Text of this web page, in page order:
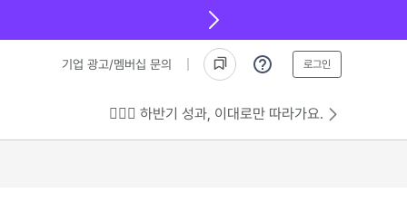
기업 광고/멤버십 문의 로그인
💁🏻‍♂️ 하반기 성과, 이대로만 따라가요.